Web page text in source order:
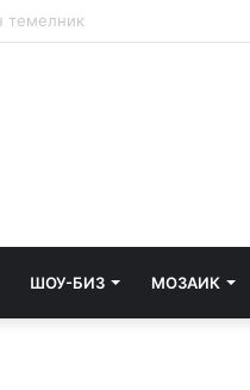
ШОУ-БИЗ МОЗАИК